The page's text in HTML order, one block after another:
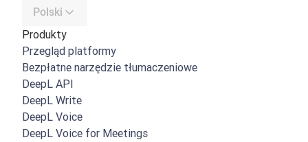
Polski
Produkty
Przegląd platformy
Bezpłatne narzędzie tłumaczeniowe
DeepL API
DeepL Write
DeepL Voice
DeepL Voice for Meetings